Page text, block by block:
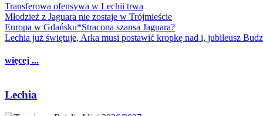
Transferowa ofensywa w Lechii trwa
Młodzież z Jaguara nie zostaje w Trójmieście
Europa w Gdańsku*Stracona szansa Jaguara?
Lechia już świętuje, Arka musi postawić kropkę nad i, jubileusz
więcej ...
Lechia